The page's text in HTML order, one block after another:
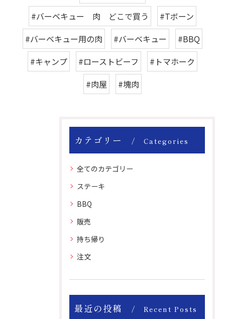
#バーベキュー 肉 どこで買う
#Tボーン
#バーベキュー用の肉
#バーベキュー
#BBQ
#キャンプ
#ローストビーフ
#トマホーク
#肉屋
#塊肉
カテゴリー Categories
全てのカテゴリー
ステーキ
BBQ
販売
持ち帰り
注文
最近の投稿 Recent Posts